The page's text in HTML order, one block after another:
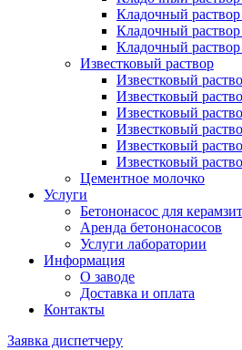
Кладочный
Кладочный
Кладочный
Известковый раствор
Известковый
Известковый
Известковый
Известковый
Известковый
Известковый
Цементное молочко
Услуги
Бетононасос для
Аренда бетононасосов
Услуги лаборатории
Информация
О заводе
Доставка и оплата
Контакты
Заявка диспетчеру